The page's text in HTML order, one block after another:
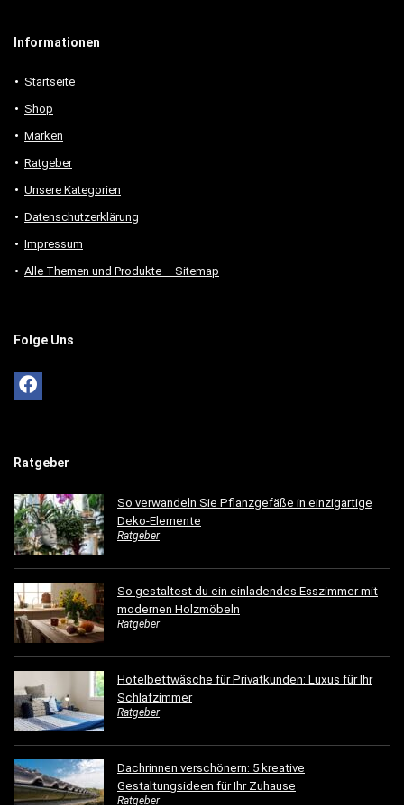
Informationen
Startseite
Shop
Marken
Ratgeber
Unsere Kategorien
Datenschutzerklärung
Impressum
Alle Themen und Produkte – Sitemap
Folge Uns
Ratgeber
So verwandeln Sie Pflanzgefäße in einzigartige
Deko-Elemente
Ratgeber
So gestaltest du ein einladendes Esszimmer mit
modernen Holzmöbeln
Ratgeber
Hotelbettwäsche für Privatkunden: Luxus für Ihr
Schlafzimmer
Ratgeber
Dachrinnen verschönern: 5 kreative
Gestaltungsideen für Ihr Zuhause
Ratgeber